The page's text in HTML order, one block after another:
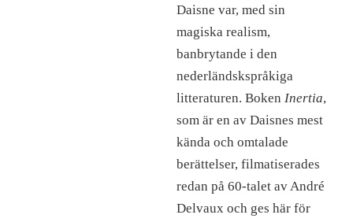
Daisne var, med sin
magiska realism,
banbrytande i den
nederländskspråkiga
litteraturen. Boken Inertia,
som är en av Daisnes mest
kända och omtalade
berättelser, filmatiserades
redan på 60-talet av André
Delvaux och ges här för